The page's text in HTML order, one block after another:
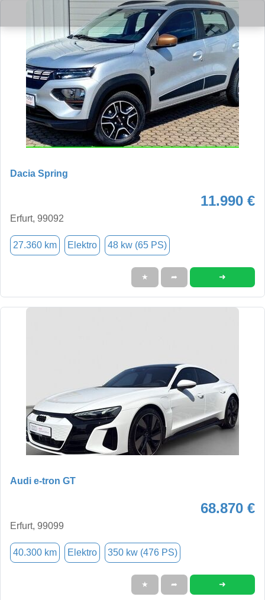
Dacia Spring
11.990 €
Erfurt, 99092
27.360 km Elektro 48 kw (65 PS)
★ ➦ ➜
Audi e-tron GT
68.870 €
Erfurt, 99099
40.300 km Elektro 350 kw (476 PS)
★ ➦ ➜